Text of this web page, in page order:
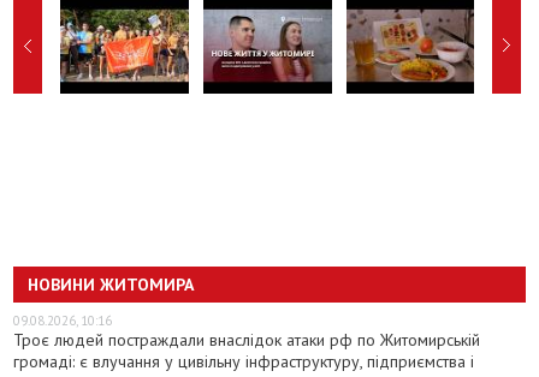
НОВИНИ ЖИТОМИРА
09.08.2026, 10:16
Троє людей постраждали внаслідок атаки рф по Житомирській
громаді: є влучання у цивільну інфраструктуру, підприємства і